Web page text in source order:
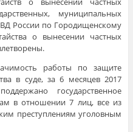
муниципальных
России по Городищенскому
о вынесении частных
работы по защите
в суде, за 6 месяцев 2017
государственное
в отношении 7 лиц, все из
преступлениям уголовным